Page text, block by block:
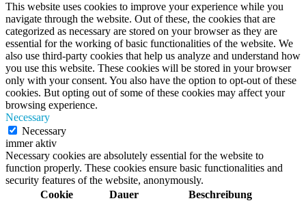
This website uses cookies to improve your experience while you
navigate through the website. Out of these, the cookies that are
categorized as necessary are stored on your browser as they are
essential for the working of basic functionalities of the website. We
also use third-party cookies that help us analyze and understand how
you use this website. These cookies will be stored in your browser
only with your consent. You also have the option to opt-out of these
cookies. But opting out of some of these cookies may affect your
browsing experience.
Necessary
Necessary
immer aktiv
Necessary cookies are absolutely essential for the website to
function properly. These cookies ensure basic functionalities and
security features of the website, anonymously.
Cookie
Dauer Beschreibung